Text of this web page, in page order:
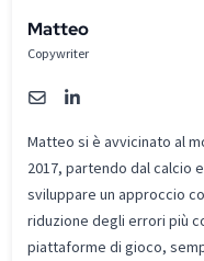
Matteo
Copywriter
Matteo si è avvicinato al
2017, partendo dal calcio
sviluppare un approccio
riduzione degli errori più
piattaforme di gioco,